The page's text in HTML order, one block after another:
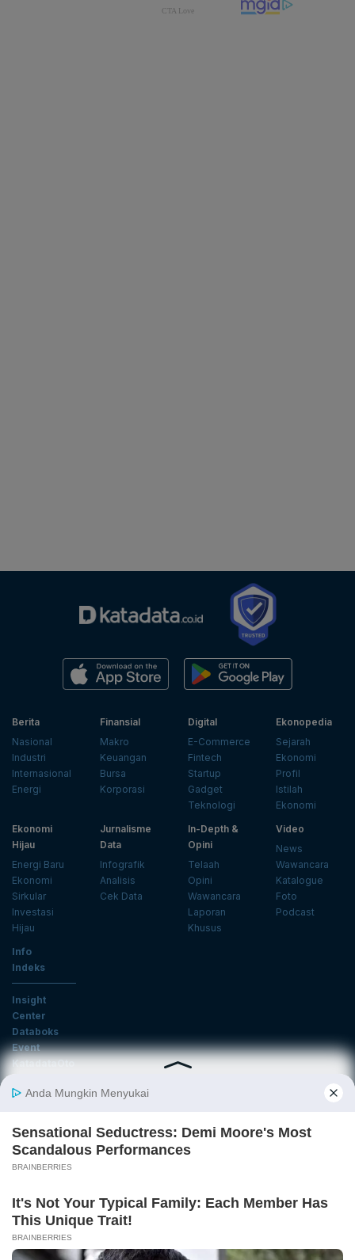
Berita
Nasional
Industri
Internasional
Energi
Finansial
Makro
Keuangan
Bursa
Korporasi
Digital
E-Commerce
Fintech
Startup
Gadget
Teknologi
Ekonopedia
Sejarah
Ekonomi
Profil
Istilah
Ekonomi
Ekonomi
Hijau
Energi Baru
Ekonomi
Sirkular
Investasi
Hijau
Jurnalisme
Data
Infografik
Analisis
Cek Data
In-Depth &
Opini
Telaah
Opini
Wawancara
Laporan
Khusus
Video
News
Wawancara
Katalogue
Foto
Podcast
Info
Indeks
Insight
Center
Databoks
Event
KatadataOto
Email
Daftar
Tentang Katadata
Kebijakan Privasi
Disclaimer Hubungi Kami